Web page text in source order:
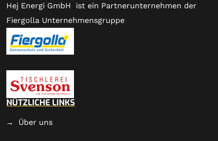
Hej Energi GmbH ist ein Partnerunternehmen der
Fiergolla Unternehmensgruppe
NÜTZLICHE LINKS
Über uns